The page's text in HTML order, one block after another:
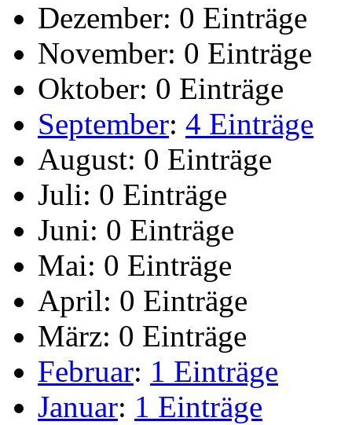
Dezember: 0 Einträge
November: 0 Einträge
Oktober: 0 Einträge
September: 4 Einträge
August: 0 Einträge
Juli: 0 Einträge
Juni: 0 Einträge
Mai: 0 Einträge
April: 0 Einträge
März: 0 Einträge
Februar: 1 Einträge
Januar: 1 Einträge